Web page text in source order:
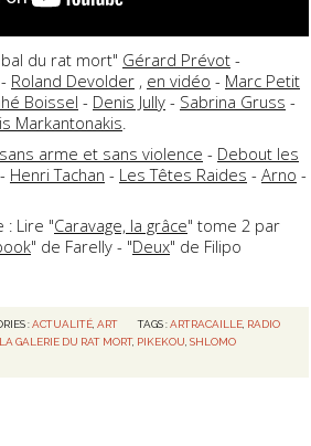
du rat mort" Gérard Prévot -
Roland Devolder , en vidéo - Marc Petit
Boissel - Denis Jully - Sabrina Gruss -
Markantonakis.
arme et sans violence - Debout les
- Henri Tachan - Les Têtes Raides - Arno -
: Lire "Caravage, la grâce" tome 2 par
" de Farelly - "Deux" de Filipo
:ACTUALITÉ, ART TAGS :ARTRACAILLE RADIO
LA GALERIE DU RAT MORT, PIKEKOU ,SHLOMO